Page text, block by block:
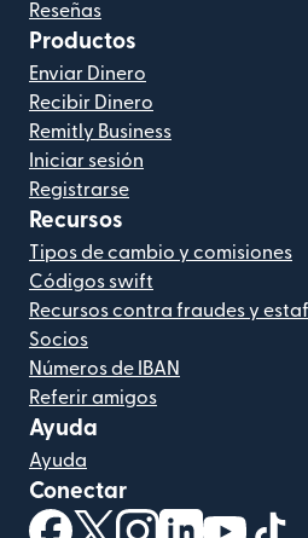
Reseñas
Productos
Enviar Dinero
Recibir Dinero
Remitly Business
Iniciar sesión
Registrarse
Recursos
Tipos de cambio y comisiones
Códigos swift
Recursos contra fraudes y
Socios
Números de IBAN
Referir amigos
Ayuda
Ayuda
Conectar
(se abre en una ventana
(se abre en una
(se abre en una
(se abre en
(se